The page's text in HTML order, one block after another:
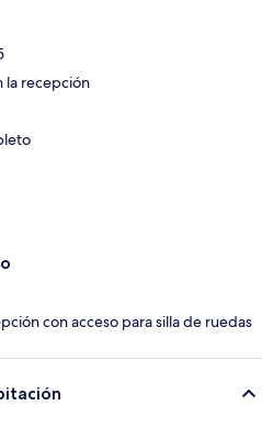
la recepción
con acceso para silla de ruedas